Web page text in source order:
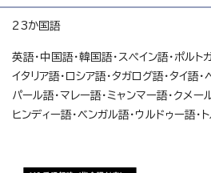
23か国語
英語・中国語・韓国語・スペイン語・ポルト
イタリア語・ロシア語・タガログ語・タイ語・
パール語・マレー語・ミャンマー語・クメー
ヒンディー語・ベンガル語・ウルドゥー語・